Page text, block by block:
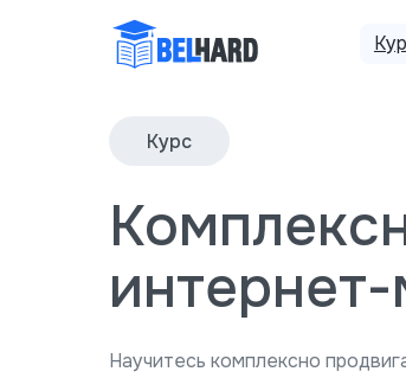
Научитесь комплексно
Курс